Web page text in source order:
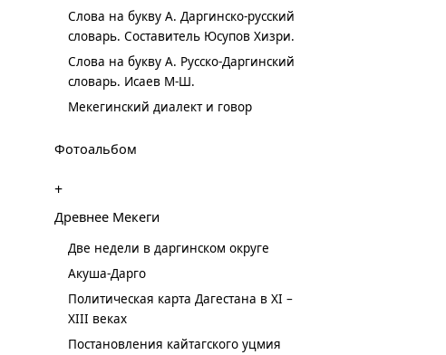
Слова на букву А. Даргинско-русский
словарь. Составитель Юсупов Хизри.
Слова на букву А. Русско-Даргинский
словарь. Исаев М-Ш.
Мекегинский диалект и говор
Фотоальбом
+
Древнее Мекеги
Две недели в даргинском округе
Акуша-Дарго
Политическая карта Дагестана в XI –
XIII веках
Постановления кайтагского уцмия